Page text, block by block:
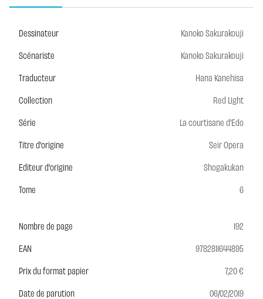
Dessinateur
Kanoko Sakurakouji
Scénariste
Kanoko Sakurakouji
Traducteur
Hana Kanehisa
Collection
Red Light
Série
La courtisane d'Edo
Titre d'origine
Seir Opera
Editeur d'origine
Shogakukan
Tome
6
Nombre de page
192
EAN
9782811644895
Prix du format papier
7,20 €
Date de parution
06/02/2019